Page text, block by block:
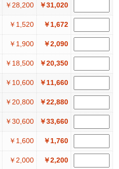
￥28,200 ￥31,020
￥1,520 ￥1,672
￥1,900 ￥2,090
￥18,500 ￥20,350
￥10,600 ￥11,660
￥20,800 ￥22,880
￥30,600 ￥33,660
￥1,600 ￥1,760
￥2,000 ￥2,200